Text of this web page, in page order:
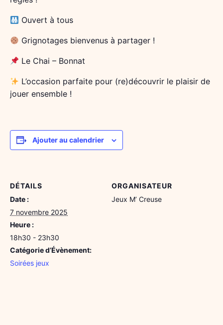
Ouvert à tous
Grignotages bienvenus à partager !
Le Chai – Bonnat
L’occasion parfaite pour (re)découvrir le plaisir de
jouer ensemble !
Ajouter au calendrier
DÉTAILS
Date :
7 novembre 2025
Heure :
18h30 - 23h30
Catégorie d’Évènement:
Soirées jeux
ORGANISATEUR
Jeux M’ Creuse